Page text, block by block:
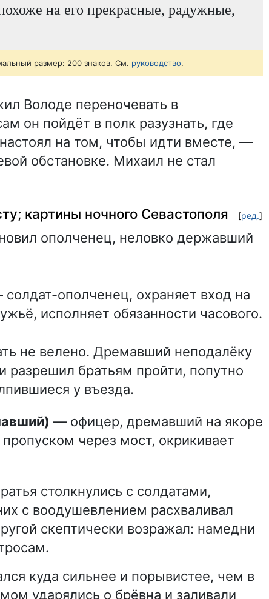
на его прекрасные, радужные,
размер: 200 знаков. См. руководство.
Володе переночевать в
он пойдёт в полк разузнать, где
на том, чтобы идти вместе, —
обстановке. Михаил не стал
картины ночного Севастополя [ред.]
ополченец, неловко державший
ополченец, охраняет вход на
исполняет обязанности часового.
не велено. Дремавший неподалёку
разрешил братьям пройти, попутно
у въезда.
— офицер, дремавший на якоре
через мост, окрикивает
столкнулись с солдатами,
с воодушевлением расхваливал
скептически возражал: намедни
куда сильнее и порывистее, чем в
ударялись о брёвна и заливали